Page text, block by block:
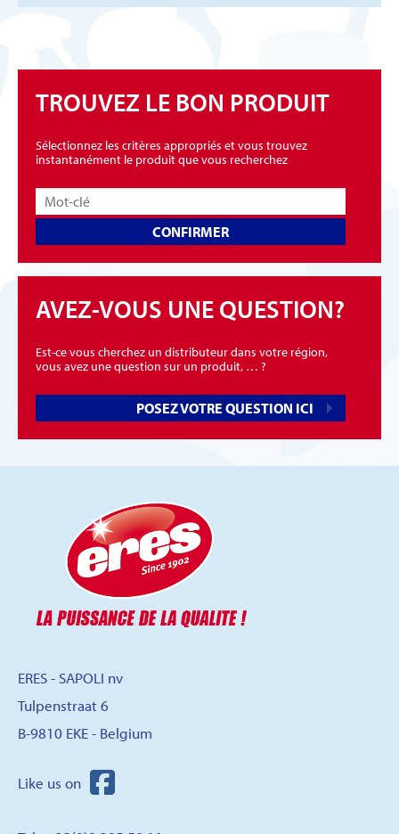
TROUVEZ LE BON PRODUIT
Sélectionnez les critères appropriés et vous trouvez
instantanément le produit que vous recherchez
CONFIRMER
AVEZ-VOUS UNE QUESTION?
Est-ce vous cherchez un distributeur dans votre région,
vous avez une question sur un produit, … ?
POSEZ VOTRE QUESTION ICI
ERES - SAPOLI nv
Tulpenstraat 6
B-9810 EKE - Belgium